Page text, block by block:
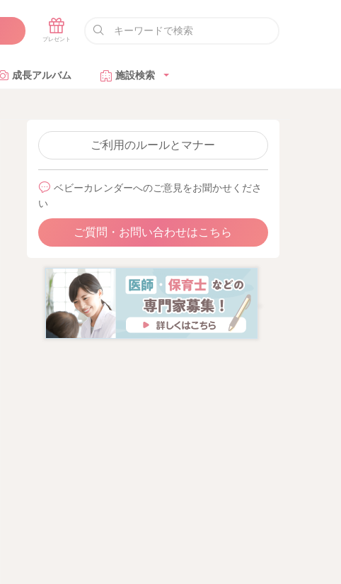
成長アルバム 施設検索
ご利用のルールとマナー
ベビーカレンダーへのご意見をお聞かせくださ
い
ご質問・お問い合わせはこちら